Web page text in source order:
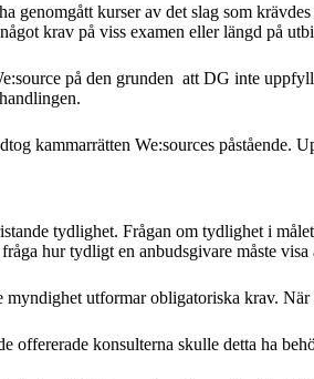
genomgått kurser av det slag som
krav på viss examen eller längd på
på den grunden att DG inte
kammarrätten We:sources påstående.
tydlighet. Frågan om tydlighet i
hur tydligt en anbudsgivare måste
utformar obligatoriska krav.
offererade konsulterna skulle detta ha